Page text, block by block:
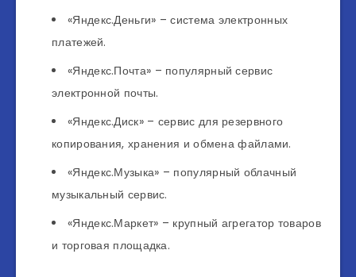
«Яндекс.Деньги» – система электронных
платежей.
«Яндекс.Почта» – популярный сервис
электронной почты.
«Яндекс.Диск» – сервис для резервного
копирования, хранения и обмена файлами.
«Яндекс.Музыка» – популярный облачный
музыкальный сервис.
«Яндекс.Маркет» – крупный агрегатор товаров
и торговая площадка.